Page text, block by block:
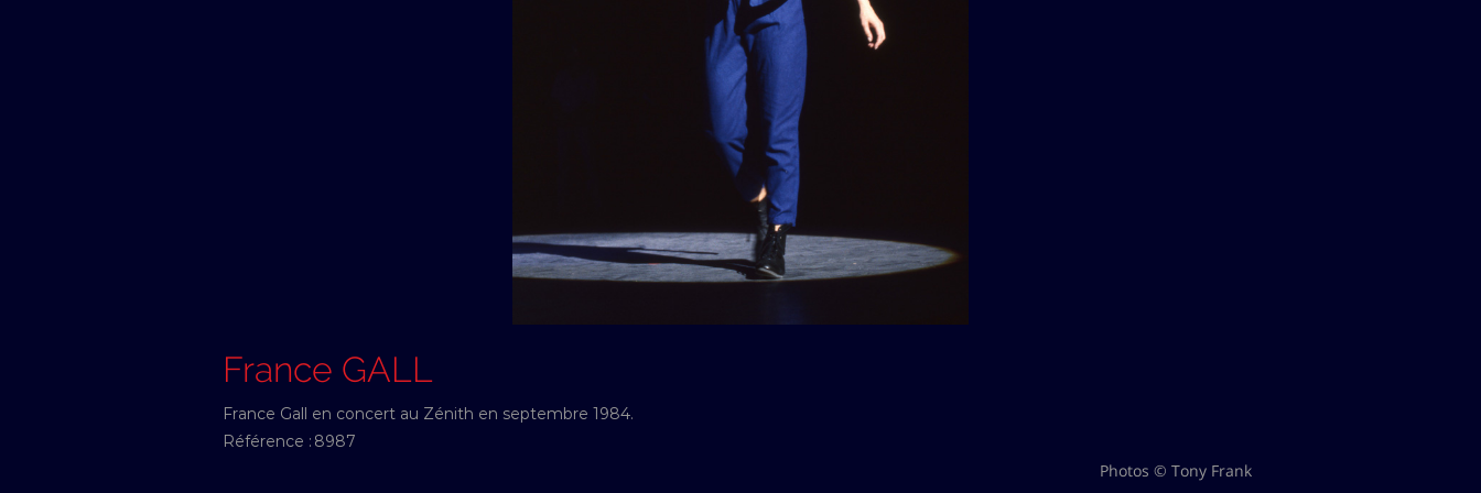
France GALL
France Gall en concert au Zénith en septembre 1984.
Référence : 8987
Photos © Tony Frank